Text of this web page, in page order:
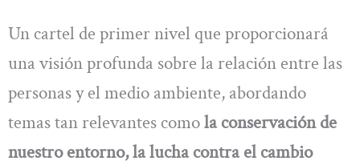
Un cartel de primer nivel que proporcionará
una visión profunda sobre la relación entre las
personas y el medio ambiente, abordando
temas tan relevantes comola conservación de
nuestro entorno, la lucha contra el cambio